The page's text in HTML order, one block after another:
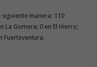
manera: 110
La Gomera; 0 en El Hierro;
Fuerteventura.